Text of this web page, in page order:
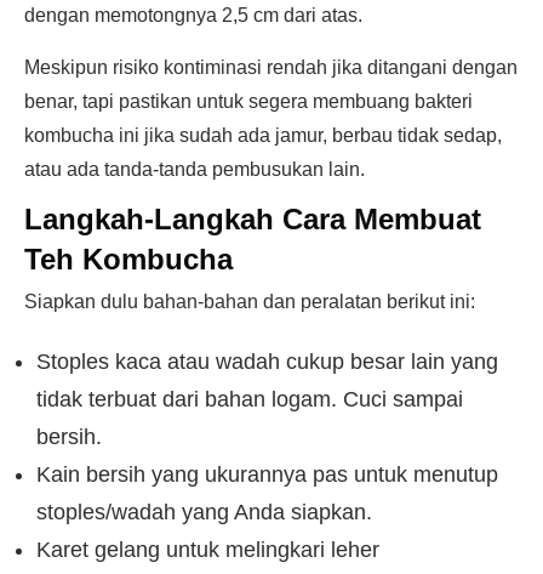
dengan memotongnya 2,5 cm dari atas.
Meskipun risiko kontiminasi rendah jika ditangani dengan
benar, tapi pastikan untuk segera membuang bakteri
kombucha ini jika sudah ada jamur, berbau tidak sedap,
atau ada tanda-tanda pembusukan lain.
Langkah-Langkah Cara Membuat
Teh Kombucha
Siapkan dulu bahan-bahan dan peralatan berikut ini:
Stoples kaca atau wadah cukup besar lain yang
tidak terbuat dari bahan logam. Cuci sampai
bersih.
Kain bersih yang ukurannya pas untuk menutup
stoples/wadah yang Anda siapkan.
Karet gelang untuk melingkari leher